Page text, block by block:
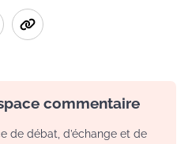
commentaire
de débat, d’échange et de